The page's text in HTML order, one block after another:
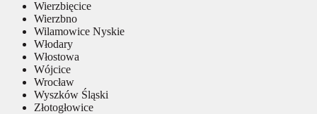
Wierzbięcice
Wierzbno
Wilamowice Nyskie
Włodary
Włostowa
Wójcice
Wrocław
Wyszków Śląski
Złotogłowice